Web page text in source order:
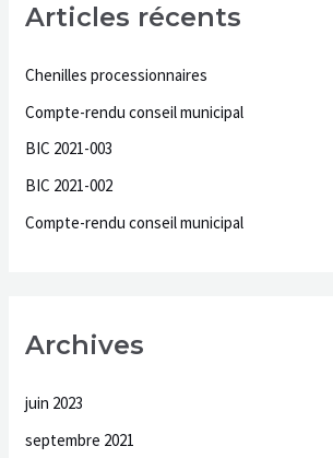
e
c
h
e
r
Articles récents
Chenilles processionnaires
Compte-rendu conseil municipal
BIC 2021-003
BIC 2021-002
Compte-rendu conseil municipal
Archives
juin 2023
septembre 2021